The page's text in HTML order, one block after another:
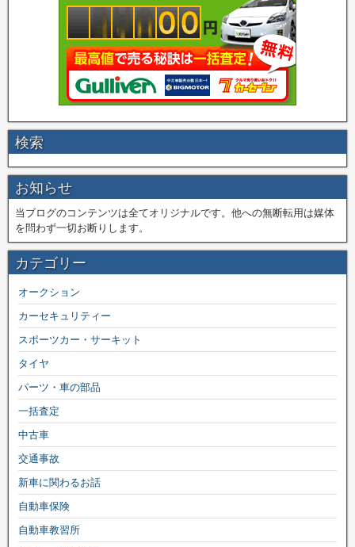
検索
お知らせ
当ブログのコンテンツは全てオリジナルです。他への無断転用は媒体
を問わず一切お断りします。
カテゴリー
オークション
カーセキュリティー
スポーツカー・サーキット
タイヤ
パーツ・車の部品
一括査定
中古車
交通事故
新車に関わるお話
自動車保険
自動車教習所